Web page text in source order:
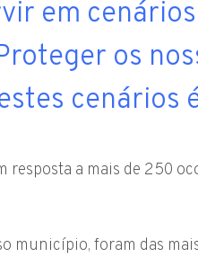
em
os
cenários
resposta a mais de 250
município, foram das